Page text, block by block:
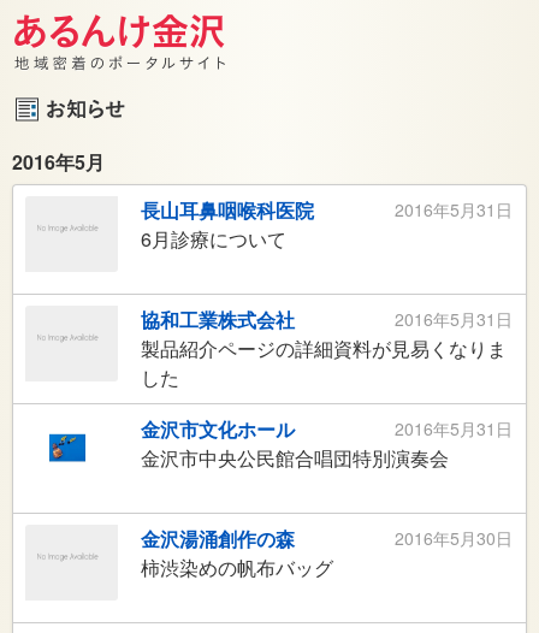
2016年5月
2016年5月31日
長山耳鼻咽喉科医院
6月診療について
2016年5月31日
協和工業株式会社
製品紹介ページの詳細資料が見易くなりま
した
2016年5月31日
金沢市文化ホール
金沢市中央公民館合唱団特別演奏会
2016年5月30日
金沢湯涌創作の森
柿渋染めの帆布バッグ